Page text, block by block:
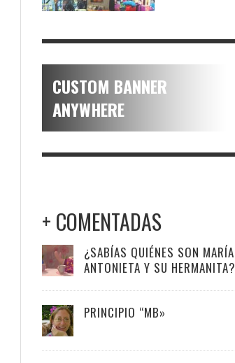
CUSTOM BANNER
ANYWHERE
+ COMENTADAS
¿SABÍAS QUIÉNES SON MARÍA
ANTONIETA Y SU HERMANITA?
PRINCIPIO “MB»